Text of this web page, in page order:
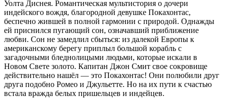
Уолта Диснея. Романтическая мультистория о дочери
индейского вождя, благородной девушке Покахонтас,
беспечно жившей в полной гармонии с природой. Однажды
ей приснился пугающий сон, означавший приближение
любви. Сон не замедлил сбыться: из далекой Европы к
американскому берегу приплыл большой корабль с
загадочными бледнолицыми людьми, которые искали в
Новом Свете золото. Капитан Джон Смит свое сокровище
действительно нашёл — это Покахонтас! Они полюбили друг
друга подобно Ромео и Джульетте. Но на их пути к счастью
встала вражда белых пришельцев и индейцев.